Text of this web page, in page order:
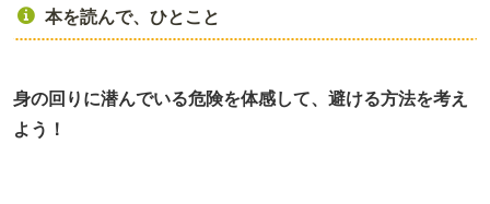
本を読んで、ひとこと
身の回りに潜んでいる危険を体感して、避ける方法を考え
よう！